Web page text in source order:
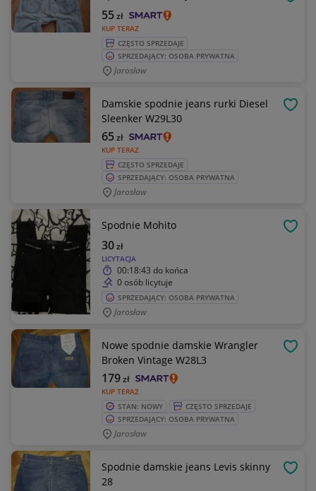
KUP TERAZ
55zł
CZĘSTO SPRZEDAJE
SPRZEDAJĄCY: OSOBA PRYWATNA
Jarosław
Damskie spodnie jeans rurki Diesel
Sleenker W29L30
KUP TERAZ
65zł
CZĘSTO SPRZEDAJE
SPRZEDAJĄCY: OSOBA PRYWATNA
Jarosław
Spodnie Mohito
LICYTACJA
30zł
00:18:43 do końca
0 osób licytuje
SPRZEDAJĄCY: OSOBA PRYWATNA
Jarosław
Nowe spodnie damskie Wrangler
Broken Vintage W28L3
KUP TERAZ
179zł
STAN: NOWY
CZĘSTO SPRZEDAJE
SPRZEDAJĄCY: OSOBA PRYWATNA
Jarosław
Spodnie damskie jeans Levis skinny
28